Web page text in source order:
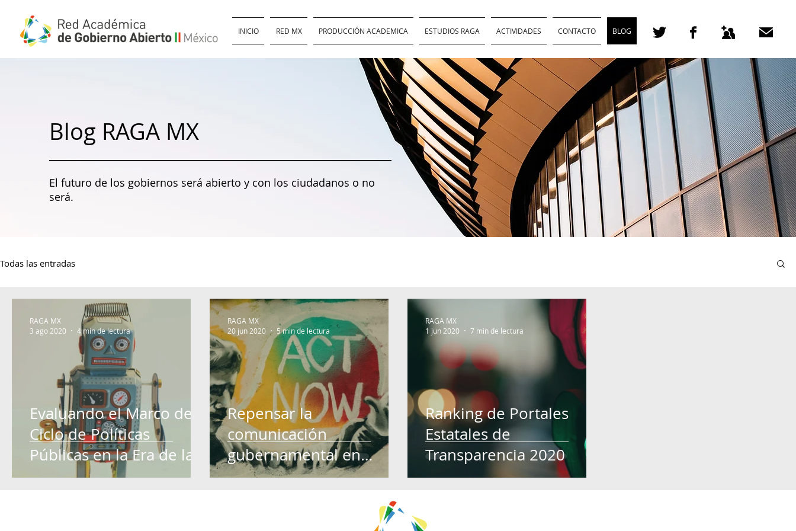
INICIO RED MX PRODUCCIÓN ACADEMICA ESTUDIOS RAGA ACTIVIDADES CONTACTO BLOG
Blog RAGA MX
El futuro de los gobiernos será abierto y con los ciudadanos o no
será.
Todas las entradas
Evaluando el Marco del
Ciclo de Políticas
Públicas en la Era de la
Inteligencia Artificial
RAGA MX
3 ago 2020
4 min de lectura
Repensar la
comunicación
gubernamental en
México después del
RAGA MX
20 jun 2020
5 min de lectura
Ranking de Portales
Estatales de
Transparencia 2020
RAGA MX
1 jun 2020
7 min de lectura